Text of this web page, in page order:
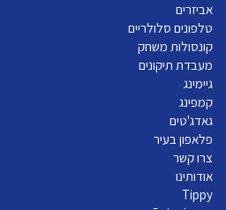
אביזרים
טלפונים סלולריים
קונסולות משחק
מעבדת תיקונים
גיימינג
קמפינג
גאדג'טים
פלאפון בעיר
צרו קשר
אודותינו
Tippy